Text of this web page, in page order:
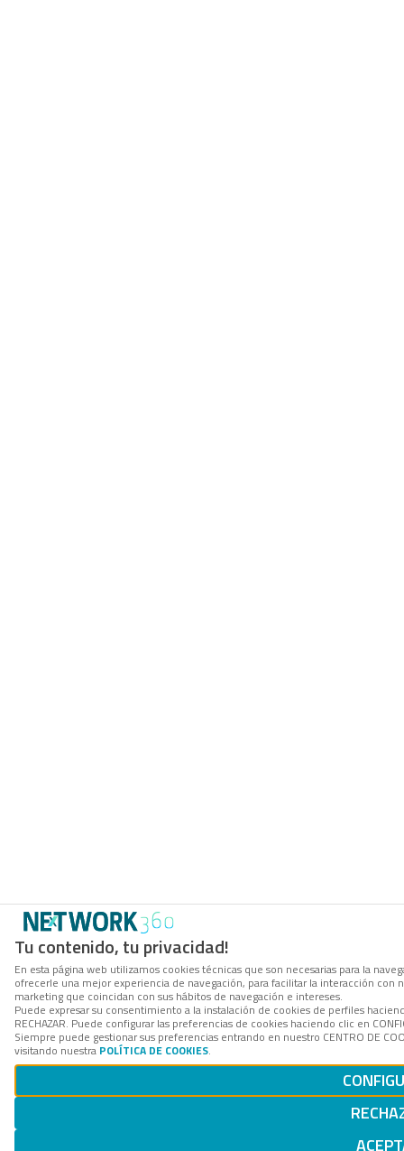
Tu contenido, tu privacidad!
En esta página web utilizamos cookies técnicas que son necesarias para la
ofrecerle una mejor experiencia de navegación, para facilitar la interacción
marketing que coincidan con sus hábitos de navegación e intereses.
Puede expresar su consentimiento a la instalación de cookies de perfiles
RECHAZAR. Puede configurar las preferencias de cookies haciendo clic en
Siempre puede gestionar sus preferencias entrando en nuestro CENTRO DE
visitando nuestra POLÍTICA DE COOKIES.